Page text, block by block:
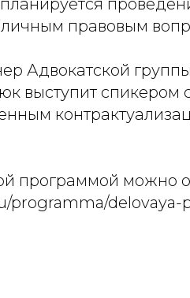
правовым
Адвокатской
выступит
программой можно
programma/